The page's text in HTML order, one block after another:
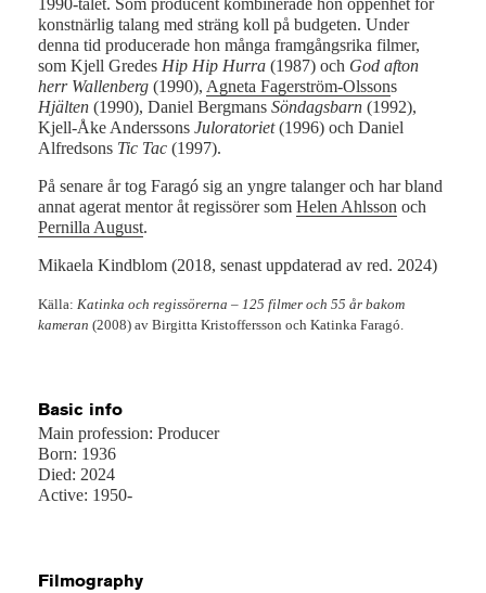
konstnärlig talang med sträng koll på budgeten. Under
denna tid producerade hon många framgångsrika filmer,
som Kjell Gredes Hip Hip Hurra (1987) och God afton
herr Wallenberg (1990), Agneta Fagerström-Olssons
Hjälten (1990), Daniel Bergmans Söndagsbarn (1992),
Kjell-Åke Anderssons Juloratoriet(1996) och Daniel
Alfredsons Tic Tac (1997).
På senare år tog Faragó sig an yngre talanger och har bland
annat agerat mentor åt regissörer som Helen Ahlsson och
Pernilla August.
Mikaela Kindblom (2018, senast uppdaterad av red. 2024)
Källa: Katinka och regissörerna – 125 filmer och 55 år bakom
kameran (2008) av Birgitta Kristoffersson och Katinka Faragó.
Basic info
Main profession: Producer
Born: 1936
Died: 2024
Active: 1950-
Filmography